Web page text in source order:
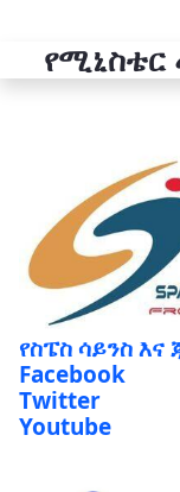
የስፔስ ሳይንስ
Facebook
Twitter
Youtube